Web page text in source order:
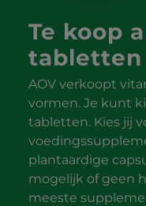
Te koop
tabletten
AOV verkoopt
vormen. Je kunt
tabletten. Kies jij
plantaardige
mogelijk of geen
meeste